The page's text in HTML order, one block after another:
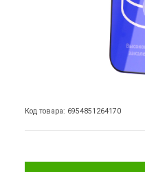
Код товара: 6954851264170